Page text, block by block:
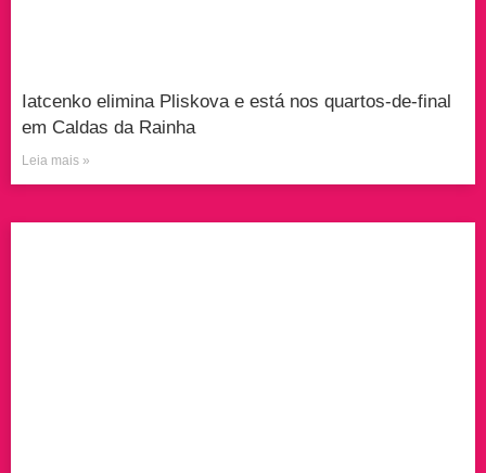
Iatcenko elimina Pliskova e está nos quartos-de-final
em Caldas da Rainha
Leia mais »